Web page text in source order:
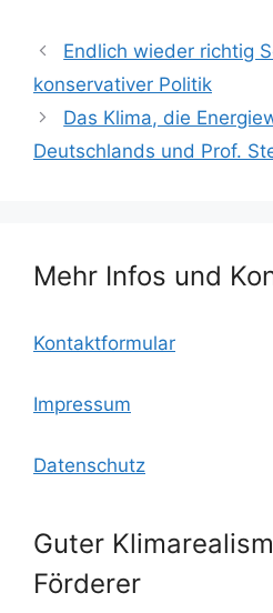
c
e
b
o
itt
er
ai
l
lo
o
k.
c p
Endlich wieder richtig
konservativer Politik
Das Klima, die
Deutschlands und Prof.
Mehr Infos und
Kontaktformular
Impressum
Datenschutz
Guter
Förderer